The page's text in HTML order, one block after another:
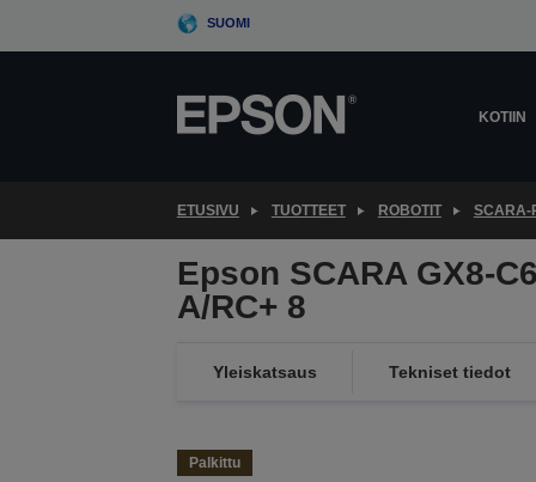
SUOMI
KOTIIN
ETUSIVU TUOTTEET ROBOTIT SCARA-
Epson SCARA GX8-
A/RC+ 8
Yleiskatsaus Tekniset tiedot
Palkittu